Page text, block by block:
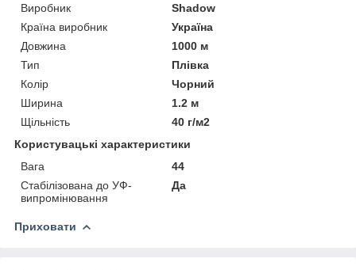
Виробник
Shadow
Країна виробник
Україна
Довжина
1000 м
Тип
Плівка
Колір
Чорний
Ширина
1.2 м
Щільність
40 г/м2
Користувацькі характеристики
Вага
44
Стабілізована до УФ-
випромінювання
Да
Приховати